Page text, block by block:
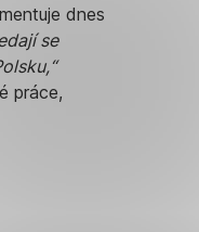
dnes
se
práce,